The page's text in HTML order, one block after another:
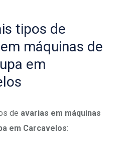
tipos de
máquinas de
em
de avarias em máquinas
em Carcavelos: